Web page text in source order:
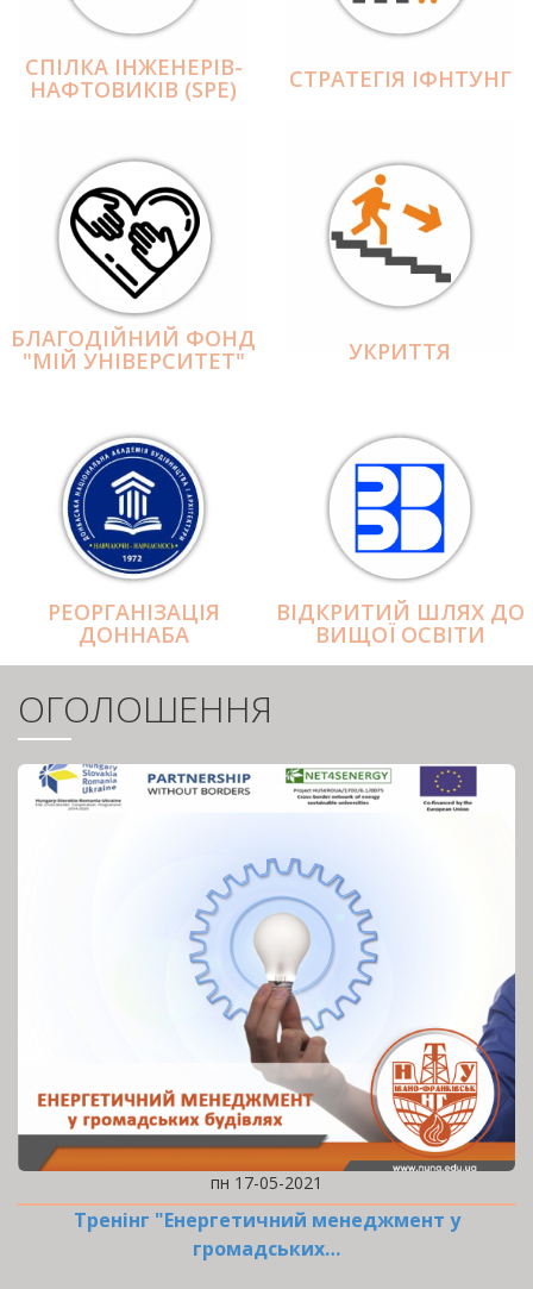
СПІЛКА ІНЖЕНЕРІВ-
НАФТОВИКІВ (SPE) СТРАТЕГІЯ ІФНТУНГ
БЛАГОДІЙНИЙ ФОНД
"МІЙ УНІВЕРСИТЕТ" УКРИТТЯ
РЕОРГАНІЗАЦІЯ
ДОННАБА
ВІДКРИТИЙ ШЛЯХ ДО
ВИЩОЇ ОСВІТИ
ОГОЛОШЕННЯ
пн 17-05-2021
Тренінг "Енергетичний менеджмент у
громадських…